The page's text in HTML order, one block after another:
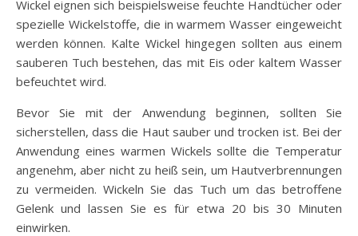
Wickel eignen sich beispielsweise feuchte Handtücher oder
spezielle Wickelstoffe, die in warmem Wasser eingeweicht
werden können. Kalte Wickel hingegen sollten aus einem
sauberen Tuch bestehen, das mit Eis oder kaltem Wasser
befeuchtet wird.
Bevor Sie mit der Anwendung beginnen, sollten Sie
sicherstellen, dass die Haut sauber und trocken ist. Bei der
Anwendung eines warmen Wickels sollte die Temperatur
angenehm, aber nicht zu heiß sein, um Hautverbrennungen
zu vermeiden. Wickeln Sie das Tuch um das betroffene
Gelenk und lassen Sie es für etwa 20 bis 30 Minuten
einwirken.